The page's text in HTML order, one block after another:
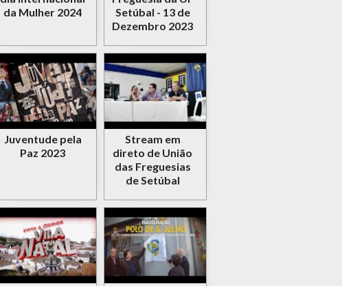
da Mulher 2024
Setúbal - 13 de
Dezembro 2023
Juventude pela
Paz 2023
Stream em
direto de União
das Freguesias
de Setúbal